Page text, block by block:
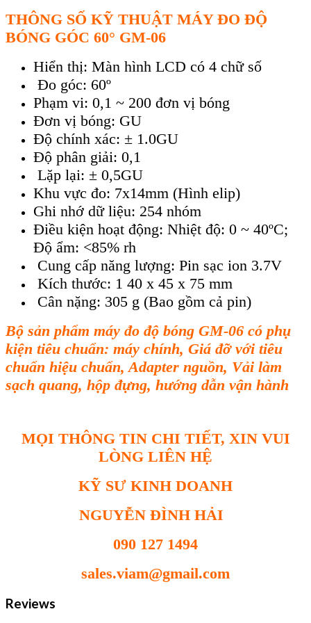
THÔNG SỐ KỸ THUẬT MÁY ĐO ĐỘ
BÓNG GÓC 60° GM-06
Hiển thị: Màn hình LCD có 4 chữ số
Đo góc: 60º
Phạm vi: 0,1 ~ 200 đơn vị bóng
Đơn vị bóng: GU
Độ chính xác: ± 1.0GU
Độ phân giải: 0,1
Lặp lại: ± 0,5GU
Khu vực đo: 7x14mm (Hình elip)
Ghi nhớ dữ liệu: 254 nhóm
Điều kiện hoạt động: Nhiệt độ: 0 ~ 40ºC;
Độ ẩm: <85% rh
Cung cấp năng lượng: Pin sạc ion 3.7V
Kích thước: 1 40 x 45 x 75 mm
Cân nặng: 305 g (Bao gồm cả pin)
Bộ sản phẩm máy đo độ bóng GM-06 có phụ
kiện tiêu chuẩn: máy chính, Giá đỡ với tiêu
chuẩn hiệu chuẩn, Adapter nguồn, Vải làm
sạch quang, hộp đựng, hướng dẫn vận hành
MỌI THÔNG TIN CHI TIẾT, XIN VUI
LÒNG LIÊN HỆ
KỸ SƯ KINH DOANH
NGUYỄN ĐÌNH HẢI
090 127 1494
sales.viam@gmail.com
Reviews